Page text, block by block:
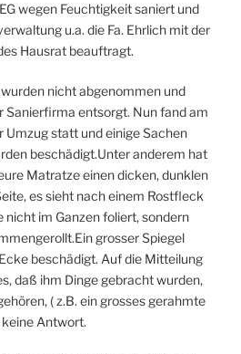
wegen Feuchtigkeit saniert und
u.a. die Fa. Ehrlich mit der
Hausrat beauftragt.
nicht abgenommen und
Sanierfirma entsorgt. Nun fand am
Umzug statt und einige Sachen
beschädigt.Unter anderem hat
Matratze einen dicken, dunklen
es sieht nach einem Rostfleck
nicht im Ganzen foliert, sondern
grosser Spiegel
beschädigt. Auf die Mitteilung
daß ihm Dinge gebracht wurden,
( z.B. ein grosses gerahmte
Antwort.